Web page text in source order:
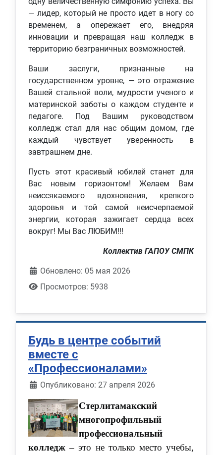
— лидер, который не просто идет в ногу со
временем, а опережает его, внедряя
инновации и превращая наш колледж в
территорию безграничных возможностей.
Ваши заслуги, признанные на
государственном уровне, — это отражение
Вашей стальной воли, мудрости ученого и
материнской заботы о каждом студенте и
педагоге. Под Вашим руководством
колледж стал для нас общим домом, где
каждый чувствует уверенность в
завтрашнем дне.
Пусть этот красивый юбилей станет для
Вас новым горизонтом! Желаем Вам
неиссякаемого вдохновения, крепкого
здоровья и той самой неисчерпаемой
энергии, которая зажигает сердца всех
вокруг! Мы Вас ЛЮБИМ!!!
Коллектив ГАПОУ СМПК
Обновлено: 05 мая 2026
Просмотров: 5938
Будь в центре событий
вместе с
«Профессионалами»
Информация о материале
Опубликовано: 27 апреля 2026
Стерлитамакский
многопрофильный
профессиональный
колледж – это не только место учебы,